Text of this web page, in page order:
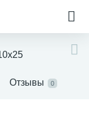
Отзывы 0